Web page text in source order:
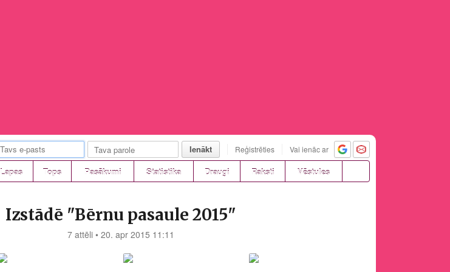
Ienākt Reģistrēties Vai ienāc ar
Lapas Tops Pasākumi Statistika Draugi Raksti Vēstules
Izstādē "Bērnu pasaule 2015"
7 attēli • 20. apr 2015 11:11